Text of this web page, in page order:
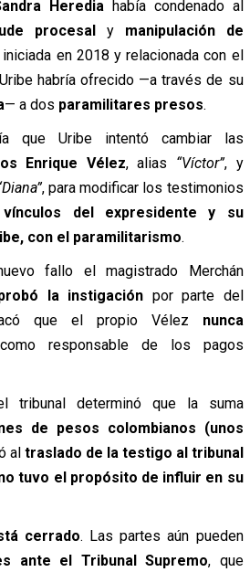
Heredia había condenado al
procesaly manipulación de
iniciada en 2018 y relacionada con el
habría ofrecido —a través de su
— a dos paramilitares presos.
que Uribe intentó cambiar las
Enrique Vélez, alias “Víctor”, y
, para modificar los testimonios
vínculos del expresidente y su
con el paramilitarismo.
fallo el magistrado Merchán
la instigación por parte del
que el propio Vélez nunca
responsable de los pagos
tribunal determinó que la suma
de pesos colombianos (unos
al traslado de la testigo al tribunal
tuvo el propósito de influir en su
cerrado. Las partes aún pueden
ante el Tribunal Supremo, que